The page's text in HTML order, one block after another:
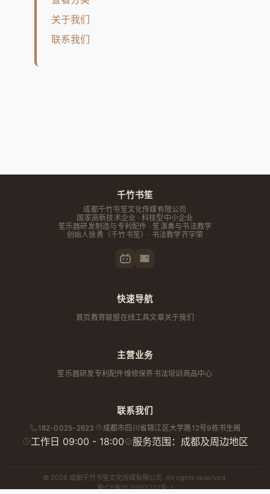
关于我们
联系我们
千竹书笙
成都千竹书笙文化传媒有限公司
国家高新技术企业 · 科技型中小企业
笙乐器研发制造与专利配件 · 笙演奏与书法教学
创始人徐勇 （千竹书笙）· 书法教学齐宇荣
快速导航
首页教育联盟在线工具文章关于我们
主营业务
笙乐器研发专利配件维修保养 书法培训 商品中心
联系我们
182-0025-2623 成都市四川省锦江区大学路12号9栋书生阁
工作日 09:00 - 18:00 服务范围：成都及周边地区
© 2026 成都千竹书笙文化传媒有限公司. All rights reserved.
蜀ICP备2021003237号-1